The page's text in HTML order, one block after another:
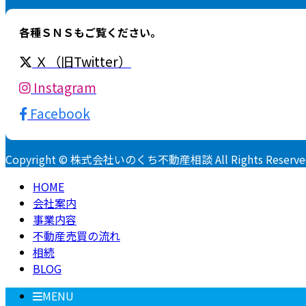
各種ＳＮＳもご覧ください。
Ｘ（旧Twitter）
Instagram
Facebook
Copyright © 株式会社いのくち不動産相談 All Rights
HOME
会社案内
事業内容
不動産売買の流れ
相続
BLOG
MENU